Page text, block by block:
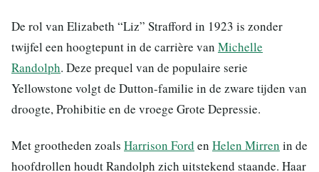
De rol van Elizabeth “Liz” Strafford in 1923 is zonder
twijfel een hoogtepunt in de carrière van Michelle
Randolph. Deze prequel van de populaire serie
Yellowstone volgt de Dutton-familie in de zware tijden van
droogte, Prohibitie en de vroege Grote Depressie.
Met grootheden zoals Harrison Ford en Helen Mirren in de
hoofdrollen houdt Randolph zich uitstekend staande. Haar